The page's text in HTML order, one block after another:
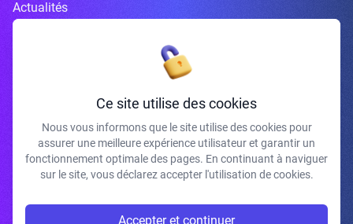
Actualités
Inscrivez-vous à la newsletter
J'accepte de recevoir vos e-mails et confirme avoir pris connaissance de
votre politique de confidentialité et mentions légales.
Ce site utilise des cookies
Nous vous informons que le site utilise des cookies pour
assurer une meilleure expérience utilisateur et garantir un
fonctionnement optimale des pages. En continuant à naviguer
sur le site, vous déclarez accepter l'utilisation de cookies.
Accepter et continuer